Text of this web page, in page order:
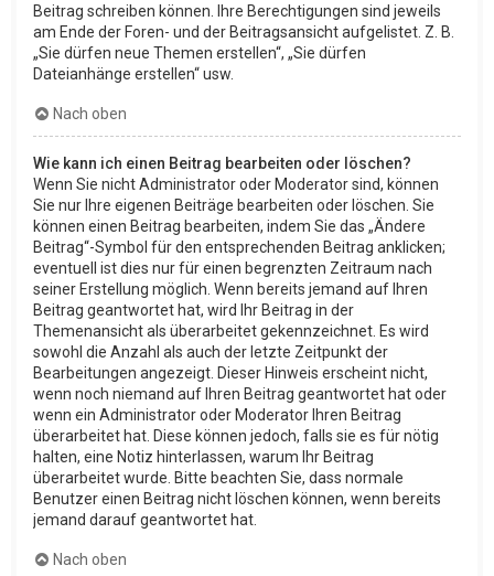
Beitrag schreiben können. Ihre Berechtigungen sind jeweils
am Ende der Foren- und der Beitragsansicht aufgelistet. Z. B.
„Sie dürfen neue Themen erstellen“, „Sie dürfen
Dateianhänge erstellen“ usw.
Nach oben
Wie kann ich einen Beitrag bearbeiten oder löschen?
Wenn Sie nicht Administrator oder Moderator sind, können
Sie nur Ihre eigenen Beiträge bearbeiten oder löschen. Sie
können einen Beitrag bearbeiten, indem Sie das „Ändere
Beitrag“-Symbol für den entsprechenden Beitrag anklicken;
eventuell ist dies nur für einen begrenzten Zeitraum nach
seiner Erstellung möglich. Wenn bereits jemand auf Ihren
Beitrag geantwortet hat, wird Ihr Beitrag in der
Themenansicht als überarbeitet gekennzeichnet. Es wird
sowohl die Anzahl als auch der letzte Zeitpunkt der
Bearbeitungen angezeigt. Dieser Hinweis erscheint nicht,
wenn noch niemand auf Ihren Beitrag geantwortet hat oder
wenn ein Administrator oder Moderator Ihren Beitrag
überarbeitet hat. Diese können jedoch, falls sie es für nötig
halten, eine Notiz hinterlassen, warum Ihr Beitrag
überarbeitet wurde. Bitte beachten Sie, dass normale
Benutzer einen Beitrag nicht löschen können, wenn bereits
jemand darauf geantwortet hat.
Nach oben